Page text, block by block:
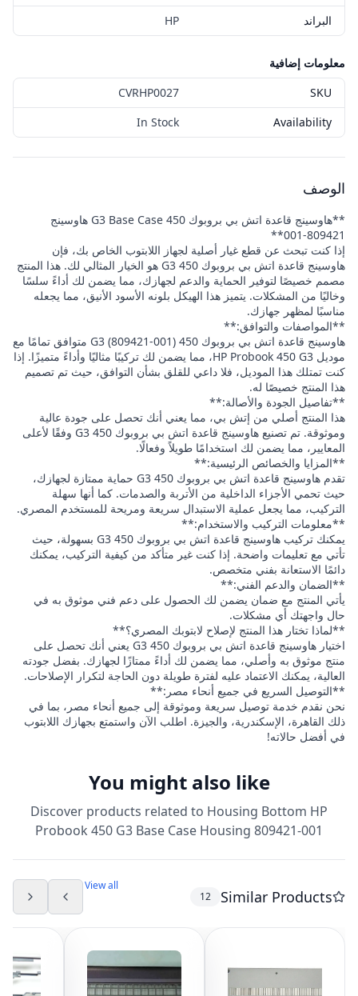
البراند
HP
معلومات إضافية
SKU
CVRHP0027
Availability
In Stock
الوصف
**هاوسينج قاعدة اتش بي بروبوك 450 G3 Base Case هاوسينج
809421-001**
إذا كنت تبحث عن قطع غيار أصلية لجهاز اللابتوب الخاص بك، فإن
هاوسينج قاعدة اتش بي بروبوك 450 G3 هو الخيار المثالي لك. هذا المنتج
مصمم خصيصًا لتوفير الحماية والدعم لجهازك، مما يضمن لك أداءً سلسًا
وخاليًا من المشكلات. يتميز هذا الهيكل بلونه الأسود الأنيق، مما يجعله
مناسبًا لمظهر جهازك.
**المواصفات والتوافق:**
هاوسينج قاعدة اتش بي بروبوك 450 G3 (809421-001) متوافق تمامًا مع
موديل HP Probook 450 G3، مما يضمن لك تركيبًا مثاليًا وأداءً متميزًا. إذا
كنت تمتلك هذا الموديل، فلا داعي للقلق بشأن التوافق، حيث تم تصميم
هذا المنتج خصيصًا له.
**تفاصيل الجودة والأصالة:**
هذا المنتج أصلي من إتش بي، مما يعني أنك تحصل على جودة عالية
وموثوقة. تم تصنيع هاوسينج قاعدة اتش بي بروبوك 450 G3 وفقًا لأعلى
المعايير، مما يضمن لك استخدامًا طويلاً وفعالًا.
**المزايا والخصائص الرئيسية:**
تقدم هاوسينج قاعدة اتش بي بروبوك 450 G3 حماية ممتازة لجهازك،
حيث تحمي الأجزاء الداخلية من الأتربة والصدمات. كما أنها سهلة
التركيب، مما يجعل عملية الاستبدال سريعة ومريحة للمستخدم المصري.
**معلومات التركيب والاستخدام:**
يمكنك تركيب هاوسينج قاعدة اتش بي بروبوك 450 G3 بسهولة، حيث
تأتي مع تعليمات واضحة. إذا كنت غير متأكد من كيفية التركيب، يمكنك
دائمًا الاستعانة بفني متخصص.
**الضمان والدعم الفني:**
يأتي المنتج مع ضمان يضمن لك الحصول على دعم فني موثوق به في
حال واجهتك أي مشكلات.
**لماذا تختار هذا المنتج لإصلاح لابتوبك المصري؟**
اختيار هاوسينج قاعدة اتش بي بروبوك 450 G3 يعني أنك تحصل على
منتج موثوق به وأصلي، مما يضمن لك أداءً ممتازًا لجهازك. بفضل جودته
العالية، يمكنك الاعتماد عليه لفترة طويلة دون الحاجة لتكرار الإصلاحات.
**التوصيل السريع في جميع أنحاء مصر:**
نحن نقدم خدمة توصيل سريعة وموثوقة إلى جميع أنحاء مصر، بما في
ذلك القاهرة، الإسكندرية، والجيزة. اطلب الآن واستمتع بجهازك اللابتوب
في أفضل حالاته!
You might also like
Discover products related to Housing Bottom HP
Probook 450 G3 Base Case Housing 809421-001
Similar Products
12
View all